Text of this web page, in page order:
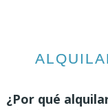
¿Por qué